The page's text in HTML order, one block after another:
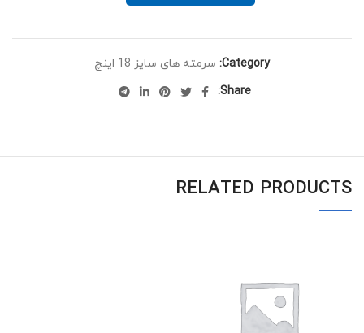
Category: سرمته های سایز 18 اینچ
Share:
RELATED PRODUCTS